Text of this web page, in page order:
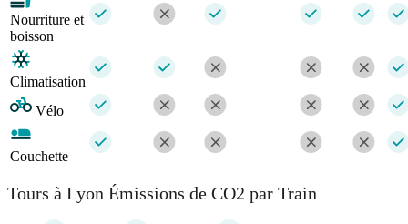
Nourriture et
boisson
Climatisation
Vélo
Couchette
Tours à Lyon Émissions de CO2 par Train